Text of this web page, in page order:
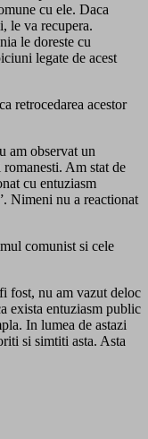
cu ele. Daca
le va recupera.
le doreste cu
legate de acest
retrocedarea acestor
am observat un
Am stat de
cu entuziasm
Nimeni nu a reactionat
comunist si cele
fost, nu am vazut deloc
exista entuziasm public
In lumea de astazi
si simtiti asta. Asta